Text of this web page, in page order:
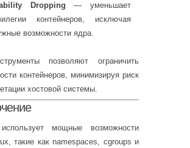
Dropping — уменьшает
контейнеров, исключая
возможности ядра.
позволяют ограничить
контейнеров, минимизируя риск
хостовой системы.
мощные возможности
такие как namespaces, cgroups и